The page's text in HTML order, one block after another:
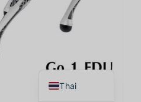
Thai
English
Korean
Japanese